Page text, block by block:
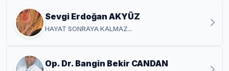
Sevgi Erdoğan AKYÜZ
HAYAT SONRAYA KALMAZ...
Op. Dr. Bangin Bekir CANDAN